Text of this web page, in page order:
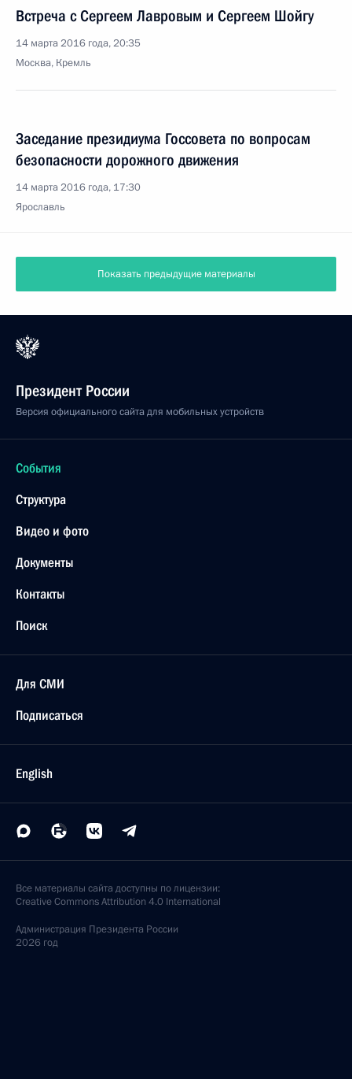
Встреча с Сергеем Лавровым и Сергеем Шойгу
14 марта 2016 года, 20:35
Москва, Кремль
Заседание президиума Госсовета по вопросам
безопасности дорожного движения
14 марта 2016 года, 17:30
Ярославль
Показать предыдущие материалы
Президент России
Версия официального сайта для мобильных устройств
События
Структура
Видео и фото
Документы
Контакты
Поиск
Для СМИ
Подписаться
English
Все материалы сайта доступны по лицензии:
Creative Commons Attribution 4.0 International
Администрация Президента России
2026 год